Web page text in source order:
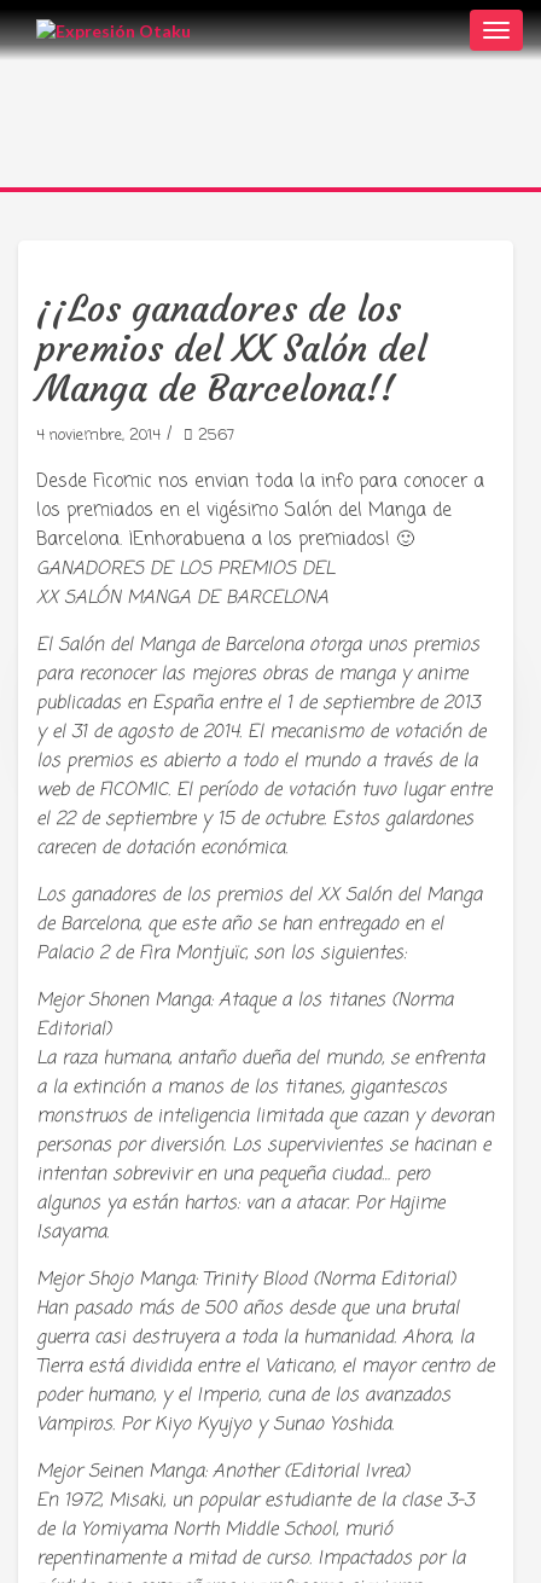
Tu radio y podcast sobre manga,
anime y cultura japonesa ツ
¡¡Los ganadores de los
premios del XX Salón del
Manga de Barcelona!!
4 noviembre, 2014 / 2567
Desde Ficomic nos envian toda la info para conocer a
los premiados en el vigésimo Salón del Manga de
Barcelona. ¡Enhorabuena a los premiados! 🙂
GANADORES DE LOS PREMIOS DEL
XX SALÓN MANGA DE BARCELONA
El Salón del Manga de Barcelona otorga unos premios
para reconocer las mejores obras de manga y anime
publicadas en España entre el 1 de septiembre de 2013
y el 31 de agosto de 2014. El mecanismo de votación de
los premios es abierto a todo el mundo a través de la
web de FICOMIC. El período de votación tuvo lugar entre
el 22 de septiembre y 15 de octubre. Estos galardones
carecen de dotación económica.
Los ganadores de los premios del XX Salón del Manga
de Barcelona, que este año se han entregado en el
Palacio 2 de Fira Montjuïc, son los siguientes:
Mejor Shonen Manga: Ataque a los titanes (Norma
Editorial)
La raza humana, antaño dueña del mundo, se enfrenta
a la extinción a manos de los titanes, gigantescos
monstruos de inteligencia limitada que cazan y devoran
personas por diversión. Los supervivientes se hacinan e
intentan sobrevivir en una pequeña ciudad… pero
algunos ya están hartos: van a atacar. Por Hajime
Isayama.
Mejor Shojo Manga: Trinity Blood (Norma Editorial)
Han pasado más de 500 años desde que una brutal
guerra casi destruyera a toda la humanidad. Ahora, la
Tierra está dividida entre el Vaticano, el mayor centro de
poder humano, y el Imperio, cuna de los avanzados
Vampiros. Por Kiyo Kyujyo y Sunao Yoshida.
Mejor Seinen Manga: Another (Editorial Ivrea)
En 1972, Misaki, un popular estudiante de la clase 3-3
de la Yomiyama North Middle School, murió
repentinamente a mitad de curso. Impactados por la